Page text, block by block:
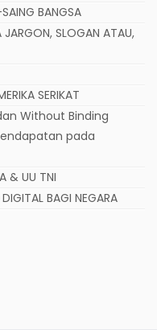
BANGSA
SLOGAN ATAU,
SERIKAT
Without Binding
pada
& UU TNI
BAGI NEGARA